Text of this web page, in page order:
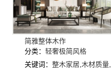
简雅整体木作
分类： 轻奢极简风格
关键词： 整木家居 木材质量